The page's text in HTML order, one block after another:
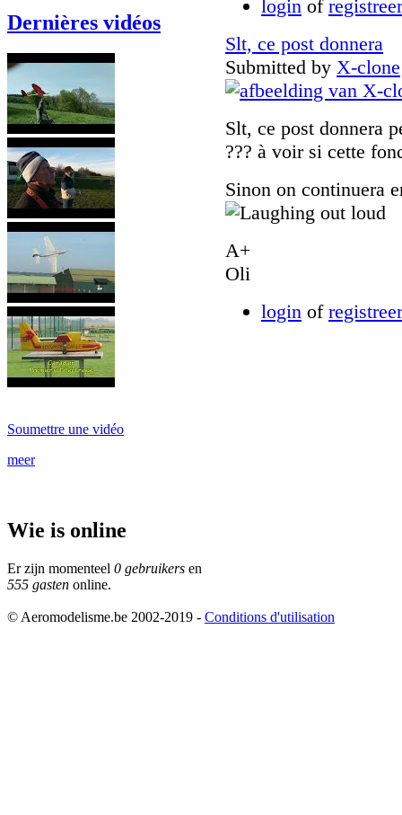
Dernières vidéos
Soumettre une vidéo
meer
Wie is online
Er zijn momenteel 0 gebruikers en
555 gasten online.
login of registreer
Slt, ce post donnera
Submitted by X-clone
Slt, ce post donnera
??? à voir si cette
Sinon on continuera
A+
Oli
login of registreer
© Aeromodelisme.be 2002-2019 - Conditions d'utilisation